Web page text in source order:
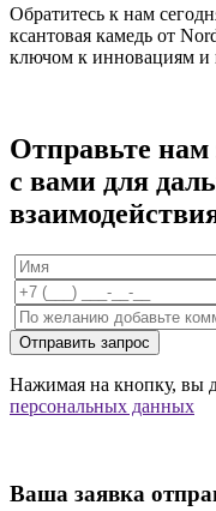
Обратитесь к нам
ксантовая камедь от
ключом к инновациям и
Отправьте
с вами для
Отправить запрос
Нажимая на кнопку, вы
персональных данных
Ваша заявка